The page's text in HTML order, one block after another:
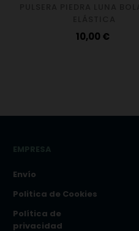
Precio
10,00 €
EMPRESA
Envío
Politica de Cookies
Política de
privacidad